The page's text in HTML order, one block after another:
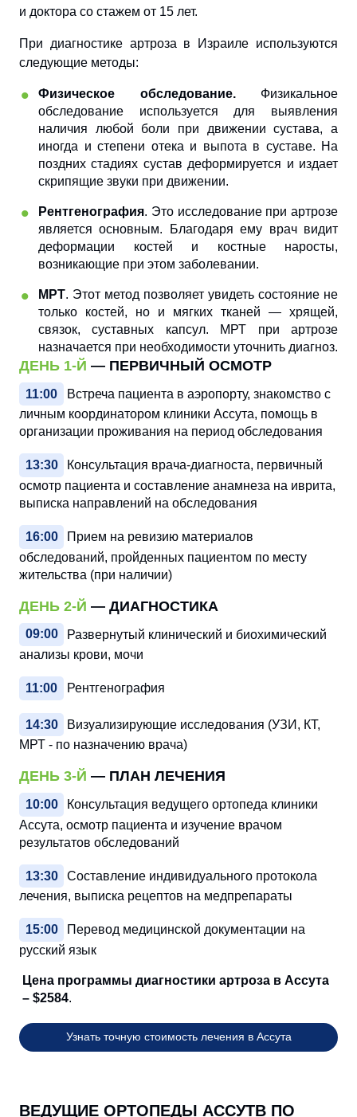
и доктора со стажем от 15 лет.
При диагностике артроза в Израиле используются
следующие методы:
Физическое обследование.Физикальное
обследование используется для выявления
наличия любой боли при движении сустава, а
иногда и степени отека и выпота в суставе. На
поздних стадиях сустав деформируется и издает
скрипящие звуки при движении.
Рентгенография. Это исследование при артрозе
является основным. Благодаря ему врач видит
деформации костей и костные наросты,
возникающие при этом заболевании.
МРТ. Этот метод позволяет увидеть состояние не
только костей, но и мягких тканей — хрящей,
связок, суставных капсул. МРТ при артрозе
назначается при необходимости уточнить диагноз.
ДЕНЬ 1-Й — ПЕРВИЧНЫЙ ОСМОТР
11:00
Встреча пациента в аэропорту, знакомство с
личным координатором клиники Ассута, помощь в
организации проживания на период обследования
13:30
Консультация врача-диагноста, первичный
осмотр пациента и составление анамнеза на иврита,
выписка направлений на обследования
16:00
Прием на ревизию материалов
обследований, пройденных пациентом по месту
жительства (при наличии)
ДЕНЬ 2-Й — ДИАГНОСТИКА
09:00
Развернутый клинический и биохимический
анализы крови, мочи
11:00 Рентгенография
14:30
Визуализирующие исследования (УЗИ, КТ,
МРТ - по назначению врача)
ДЕНЬ 3-Й — ПЛАН ЛЕЧЕНИЯ
10:00
Консультация ведущего ортопеда клиники
Ассута, осмотр пациента и изучение врачом
результатов обследований
13:30
Составление индивидуального протокола
лечения, выписка рецептов на медпрепараты
15:00
Перевод медицинской документации на
русский язык
Цена программы диагностики артроза в Ассута
– $2584.
Узнать точную стоимость лечения в Ассута
ВЕДУЩИЕ ОРТОПЕДЫ АССУТВ ПО